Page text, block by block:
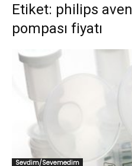
Etiket: philips
pompası fiyatı
Sevdim/Sevemedim